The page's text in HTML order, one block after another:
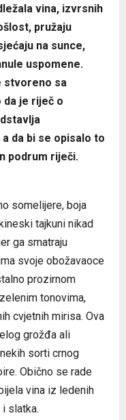
vina, izvrsnih
pružaju
na sunce,
uspomene.
stvoreno sa
da je riječ o
da bi se opisalo to
podrum riječi.
somelijere, boja
tajkuni nikad
ga smatraju
svoje obožavaoce
prozirnom
tonovima,
cvjetnih mirisa. Ova
grožđa ali
sorti crnog
Obično se rade
vina iz ledenih
slatka.